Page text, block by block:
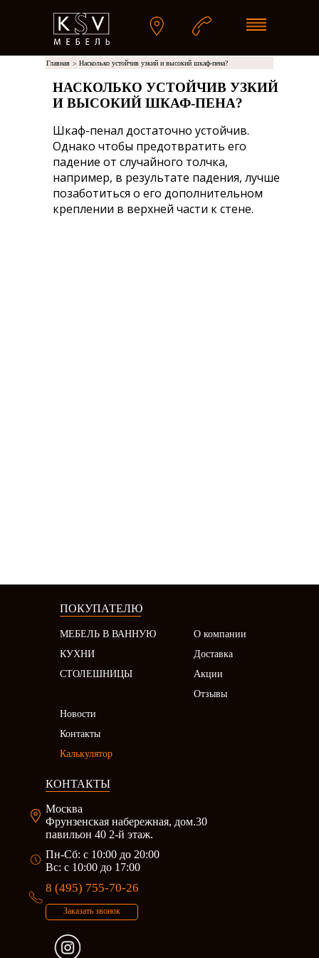
Главная > Насколько устойчив узкий и высокий шкаф-пена?
НАСКОЛЬКО УСТОЙЧИВ УЗКИЙ
И ВЫСОКИЙ ШКАФ-ПЕНА?
Шкаф-пенал достаточно устойчив.
Однако чтобы предотвратить его
падение от случайного толчка,
например, в результате падения, лучше
позаботиться о его дополнительном
креплении в верхней части к стене.
ПОКУПАТЕЛЮ
МЕБЕЛЬ В ВАННУЮ
КУХНИ
СТОЛЕШНИЦЫ
О компании
Доставка
Акции
Отзывы
Новости
Контакты
Калькулятор
КОНТАКТЫ
Москва
Фрунзенская набережная, дом.30
павильон 40 2-й этаж.
Пн-Сб: c 10:00 до 20:00
Вс: с 10:00 до 17:00
8 (495) 755-70-26
Заказать звонок